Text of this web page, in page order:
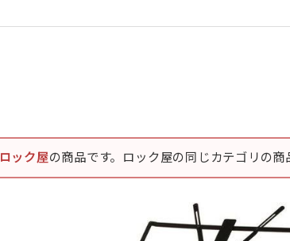
ロック屋の商品です。ロック屋の同じカテゴリの商